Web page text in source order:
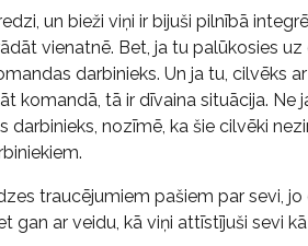
un bieži viņi ir bijuši pilnībā
vienatnē. Bet, ja tu palūkosies
darbinieks. Un ja tu, cilvēks
komandā, tā ir dīvaina situācija. Ne
darbinieks, nozīmē, ka šie cilvēki
traucējumiem pašiem par sevi,
gan ar veidu, kā viņi attīstījuši sevi